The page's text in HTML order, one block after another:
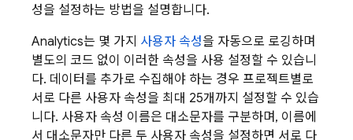
성을 설정하는 방법을 설명합니다.
Analytics는 몇 가지 사용자 속성을 자동으로 로깅하며
별도의 코드 없이 이러한 속성을 사용 설정할 수 있습니
다. 데이터를 추가로 수집해야 하는 경우 프로젝트별로
서로 다른 사용자 속성을 최대 25개까지 설정할 수 있습
니다. 사용자 속성 이름은 대소문자를 구분하며, 이름에
서 대소문자만 다른 두 사용자 속성을 설정하면 서로 다